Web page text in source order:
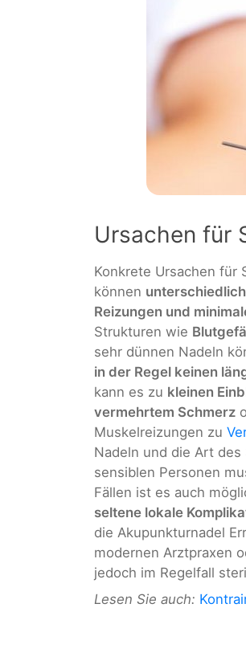
Ursachen für
Konkrete Ursachen für
können unterschiedlich
Reizungen und
Strukturen wie
sehr dünnen Nadeln
in der Regel keinen
kann es zu kleinen
vermehrtem Schmerz
Muskelreizungen zu
Nadeln und die Art
sensiblen Personen
Fällen ist es auch
seltene lokale
die Akupunkturnadel
modernen Arztpraxen
jedoch im Regelfall
Lesen Sie auch: